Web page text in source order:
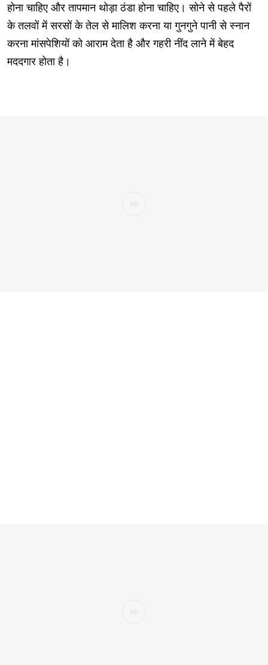
होना चाहिए और तापमान थोड़ा ठंडा होना चाहिए। सोने से पहले पैरों
के तलवों में सरसों के तेल से मालिश करना या गुनगुने पानी से स्नान
करना मांसपेशियों को आराम देता है और गहरी नींद लाने में बेहद
मददगार होता है।